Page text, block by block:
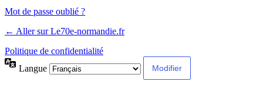
Mot de passe oublié ?
← Aller sur Le70e-normandie.fr
Politique de confidentialité
Langue